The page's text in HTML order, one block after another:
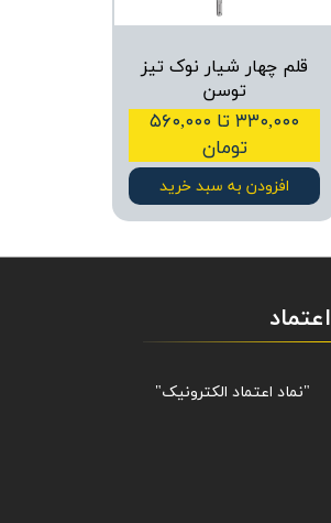
قلم چهار شیار نوک تیز
توسن
۳۳۰,۰۰۰ تا ۵۶۰,۰۰۰
تومان
افزودن به سبد خرید
اعتماد
"نماد اعتماد الکترونیک​​​​​​​"